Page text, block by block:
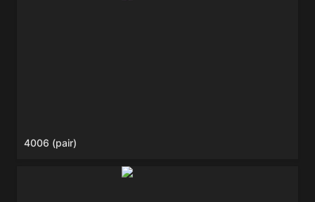
4006 (pair)
4009 (pair)